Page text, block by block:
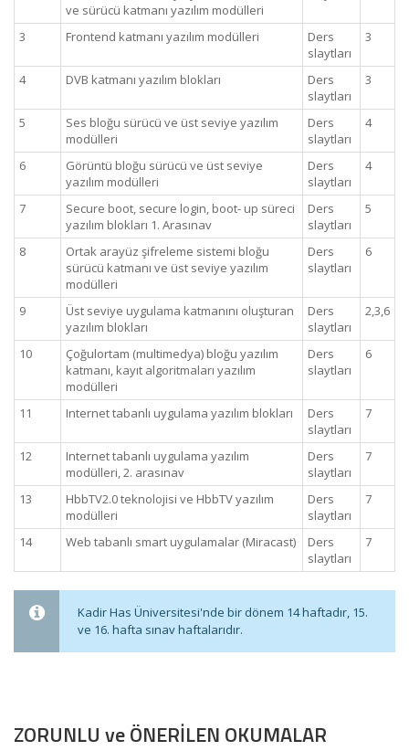
ve sürücü katmanı yazılım modülleri
3 Frontend katmanı yazılım modülleri
Ders
slaytları
3
4 DVB katmanı yazılım blokları
Ders
slaytları
3
5
Ses bloğu sürücü ve üst seviye yazılım
modülleri
Ders
slaytları
4
6
Görüntü bloğu sürücü ve üst seviye
yazılım modülleri
Ders
slaytları
4
7
Secure boot, secure login, boot- up süreci
yazılım blokları 1. Arasınav
Ders
slaytları
5
8
Ortak arayüz şifreleme sistemi bloğu
sürücü katmanı ve üst seviye yazılım
modülleri
Ders
slaytları
6
9
Üst seviye uygulama katmanını oluşturan
yazılım blokları
Ders
slaytları
2,3,6
10
Çoğulortam (multimedya) bloğu yazılım
katmanı, kayıt algoritmaları yazılım
modülleri
Ders
slaytları
6
11 Internet tabanlı uygulama yazılım blokları
Ders
slaytları
7
12
Internet tabanlı uygulama yazılım
modülleri, 2. arasınav
Ders
slaytları
7
13
HbbTV2.0 teknolojisi ve HbbTV yazılım
modülleri
Ders
slaytları
7
14 Web tabanlı smart uygulamalar (Miracast)
Ders
slaytları
7
Kadir Has Üniversitesi'nde bir dönem 14 haftadır, 15.
ve 16. hafta sınav haftalarıdır.
ZORUNLU ve ÖNERİLEN OKUMALAR